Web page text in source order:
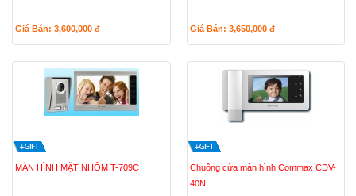
Giá Bán: 3,600,000 đ Giá Bán: 3,650,000 đ
MÀN HÌNH MẶT NHÔM T-709C
Chuông cửa màn hình Commax CDV-
40N